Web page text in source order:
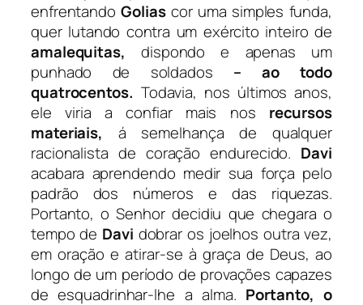
enfrentandoGoliascor uma simples funda,
quer lutando contra um exército inteiro de
amalequitas, dispondo e apenas um
punhado de soldados – ao todo
quatrocentos. Todavia, nos últimos anos,
ele viria a confiar mais nos recursos
materiais, á semelhança de qualquer
racionalista de coração endurecido. Davi
acabara aprendendo medir sua força pelo
padrão dos números e das riquezas.
Portanto, o Senhor decidiu que chegara o
tempo de Davi dobrar os joelhos outra vez,
em oração e atirar-se à graça de Deus, ao
longo de um período de provações capazes
de esquadrinhar-lhe a alma. Portanto, o